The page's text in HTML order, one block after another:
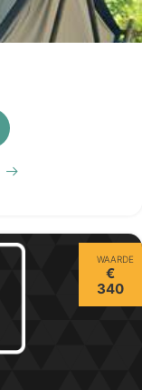
WAARDE
€
340